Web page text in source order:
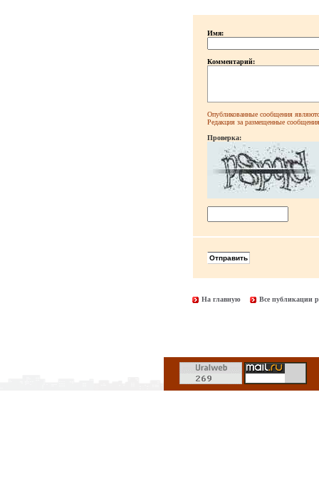
Имя:
Комментарий:
Опубликованные сообщения
Редакция за размещенные сообщения
Проверка:
На главную Все публикации